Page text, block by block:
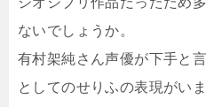
ないでしょうか。
有村架純さん声優が下手と
としてのせりふの表現がい